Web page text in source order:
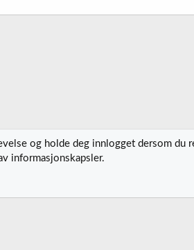
Kontakt oss Vilkår og regler
og holde deg innlogget dersom du
informasjonskapsler.